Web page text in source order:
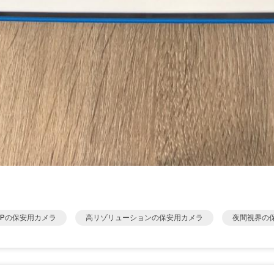
の保安用カメラ 高リゾリューションの保安用カメラ 夜間視界の